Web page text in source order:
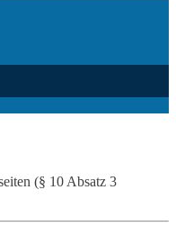
(§ 10 Absatz 3